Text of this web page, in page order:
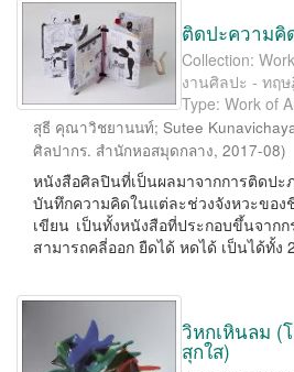
ติดปะความคิ
Collection:
งานศิลปะ - ทฤ
Type: Work of
สุธี คุณาวิชยานนท์; Sutee
ศิลปากร. สำนักหอสมุดกลาง, 2017-08)
หนังสือศิลปินที่เป็นผลมาจากการติด
บันทึกความคิดในแต่ละช่วงจังหวะ
เขียน เป็นทั้งหนังสือที่ประกอบขึ้นจา
สามารถคลี่ออก ยืดได้ หดได้ เป็นได้ทั้ง
วิหกเหินลม (
สุกใส)